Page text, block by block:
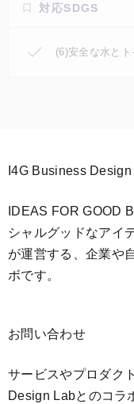
対応SDGS
(6)安全な水と
I4G Business Design
IDEAS FOR GOOD
シャルグッドなアイ
が運営する、企業や
ボです。
お問い合わせ
サービスやプロダク
Design Labとのコラ